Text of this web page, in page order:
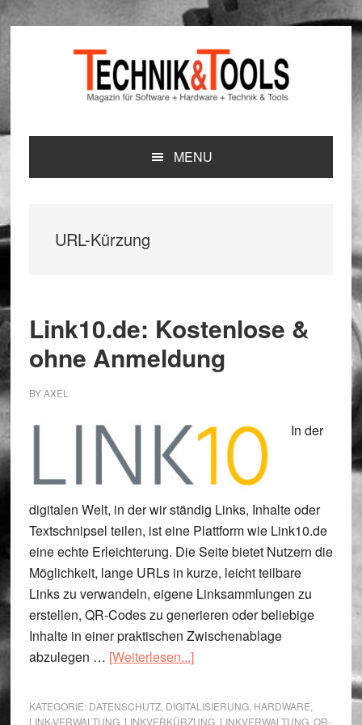
Zur
Hauptnavigation
Zum
Inhalt
Zur
Seitenspalte
MENU
URL-Kürzung
Link10.de: Kostenlose &
ohne Anmeldung
BYAXEL
In der
digitalen Welt, in der wir ständig Links, Inhalte oder
Textschnipsel teilen, ist eine Plattform wie Link10.de
eine echte Erleichterung. Die Seite bietet Nutzern die
Möglichkeit, lange URLs in kurze, leicht teilbare
Links zu verwandeln, eigene Linksammlungen zu
erstellen, QR-Codes zu generieren oder beliebige
Inhalte in einer praktischen Zwischenablage
abzulegen … [Weiterlesen...]ÜberLink10.de:
ohne
KATEGORIE: DATENSCHUTZ, DIGITALISIERUNG, HARDWARE
LINK-VERWALTUNG, LINKVERKÜRZUNG, LINKVERWALTUNG, QR-